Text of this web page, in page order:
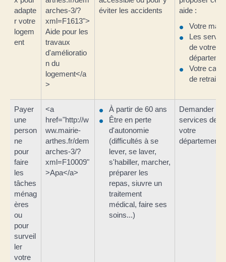
adapte
r votre
logem
ent
arches-3/?
xml=F1613">
Aide pour les
travaux
d'amélioratio
n du
logement</a
>
éviter les accidents
aide :
Votre
Les
de votre
Votre
de retraite
Payer
une
person
ne
pour
faire
les
tâches
ménag
ères
ou
pour
surveil
ler
votre
<a
href="http://w
ww.mairie-
arthes.fr/dem
arches-3/?
xml=F10009"
>Apa</a>
À partir de 60 ans
Être en perte
d'autonomie
(difficultés à se
lever, se laver,
s'habiller, marcher,
préparer les
repas, siuvre un
traitement
médical, faire ses
soins...)
Demander
services de
votre
département